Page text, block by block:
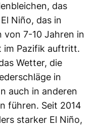
das
Niño, das in
von 7-10 Jahren in
im Pazifik auftritt.
Wetter, die
in
auch in anderen
führen. Seit 2014
starker El Niño,